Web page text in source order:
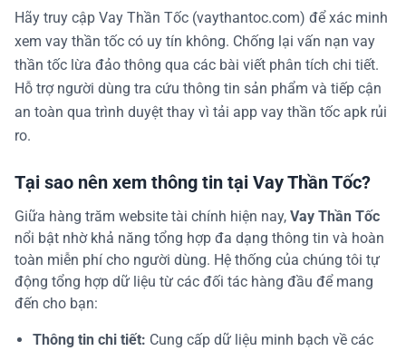
Hãy truy cập Vay Thần Tốc (vaythantoc.com) để xác minh
xem vay thần tốc có uy tín không. Chống lại vấn nạn vay
thần tốc lừa đảo thông qua các bài viết phân tích chi tiết.
Hỗ trợ người dùng tra cứu thông tin sản phẩm và tiếp cận
an toàn qua trình duyệt thay vì tải app vay thần tốc apk rủi
ro.
Tại sao nên xem thông tin tại Vay Thần Tốc?
Giữa hàng trăm website tài chính hiện nay, Vay Thần Tốc
nổi bật nhờ khả năng tổng hợp đa dạng thông tin và hoàn
toàn miễn phí cho người dùng. Hệ thống của chúng tôi tự
động tổng hợp dữ liệu từ các đối tác hàng đầu để mang
đến cho bạn:
Thông tin chi tiết: Cung cấp dữ liệu minh bạch về các